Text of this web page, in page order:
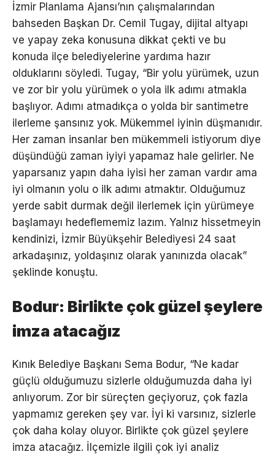
İzmir Planlama Ajansı’nın çalışmalarından
bahseden Başkan Dr. Cemil Tugay, dijital altyapı
ve yapay zeka konusuna dikkat çekti ve bu
konuda ilçe belediyelerine yardıma hazır
olduklarını söyledi. Tugay, “Bir yolu yürümek, uzun
ve zor bir yolu yürümek o yola ilk adımı atmakla
başlıyor. Adımı atmadıkça o yolda bir santimetre
ilerleme şansınız yok. Mükemmel iyinin düşmanıdır.
Her zaman insanlar ben mükemmeli istiyorum diye
düşündüğü zaman iyiyi yapamaz hale gelirler. Ne
yaparsanız yapın daha iyisi her zaman vardır ama
iyi olmanın yolu o ilk adımı atmaktır. Olduğumuz
yerde sabit durmak değil ilerlemek için yürümeye
başlamayı hedeflememiz lazım. Yalnız hissetmeyin
kendinizi, İzmir Büyükşehir Belediyesi 24 saat
arkadaşınız, yoldaşınız olarak yanınızda olacak”
şeklinde konuştu.
Bodur: Birlikte çok güzel şeylere
imza atacağız
Kınık Belediye Başkanı Sema Bodur, “Ne kadar
güçlü olduğumuzu sizlerle olduğumuzda daha iyi
anlıyorum. Zor bir süreçten geçiyoruz, çok fazla
yapmamız gereken şey var. İyi ki varsınız, sizlerle
çok daha kolay oluyor. Birlikte çok güzel şeylere
imza atacağız. İlçemizle ilgili çok iyi analiz